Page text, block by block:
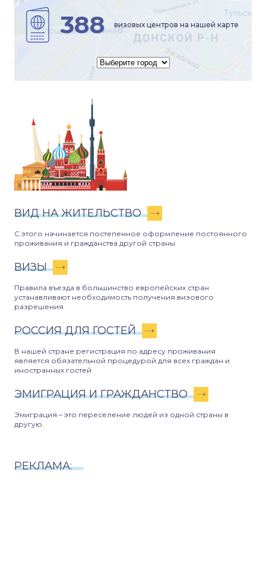
388 визовых центров на нашей карте
ВИД НА ЖИТЕЛЬСТВО
С этого начинается постепенное оформление постоянного
проживания и гражданства другой страны
ВИЗЫ
Правила въезда в большинство европейских стран
устанавливают необходимость получения визового
разрешения
РОССИЯ ДЛЯ ГОСТЕЙ
В нашей стране регистрация по адресу проживания
является обязательной процедурой для всех граждан и
иностранных гостей
ЭМИГРАЦИЯ И ГРАЖДАНСТВО
Эмиграция – это переселение людей из одной страны в
другую.
РЕКЛАМА: